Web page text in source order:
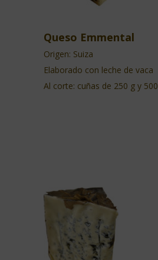
Queso Emmental
Origen: Suiza
Elaborado con leche de vaca
Al corte: cuñas de 250 g y 500